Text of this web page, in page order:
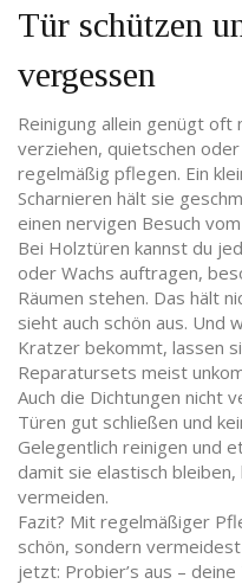
Tür schützen
vergessen
Reinigung allein genügt oft
verziehen, quietschen
regelmäßig pflegen. Ein
Scharnieren hält sie
einen nervigen Besuch
Bei Holztüren kannst du
oder Wachs auftragen,
Räumen stehen. Das hält
sieht auch schön aus. Und
Kratzer bekommt, lassen
Reparatursets meist
Auch die Dichtungen nicht
Türen gut schließen und
Gelegentlich reinigen und
damit sie elastisch
vermeiden.
Fazit? Mit regelmäßiger
schön, sondern
jetzt: Probier’s aus –